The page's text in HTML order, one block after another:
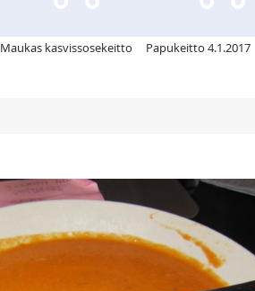
Maukas kasvissosekeitto Papukeitto 4.1.2017